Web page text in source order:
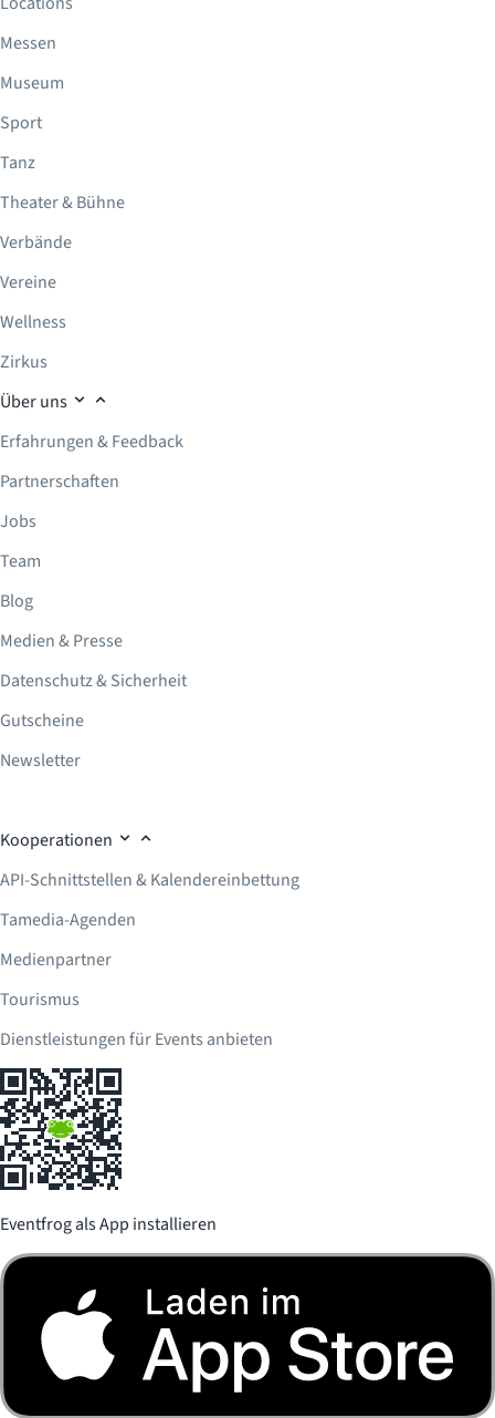
Messen
Museum
Sport
Tanz
Theater & Bühne
Verbände
Vereine
Wellness
Zirkus
Über uns
Erfahrungen & Feedback
Partnerschaften
Jobs
Team
Blog
Medien & Presse
Datenschutz & Sicherheit
Gutscheine
Newsletter
Kooperationen
API-Schnittstellen & Kalendereinbettung
Tamedia-Agenden
Medienpartner
Tourismus
Dienstleistungen für Events anbieten
Eventfrog als App installieren